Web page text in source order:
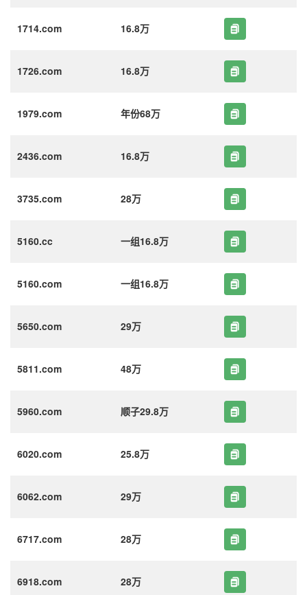
1714.com 16.8万
1726.com 16.8万
1979.com 年份68万
2436.com 16.8万
3735.com 28万
5160.cc 一组16.8万
5160.com 一组16.8万
5650.com 29万
5811.com 48万
5960.com 顺子29.8万
6020.com 25.8万
6062.com 29万
6717.com 28万
6918.com 28万